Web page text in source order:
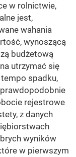
w rolnictwie,
jest,
wahania
wynoszącą
budżetową
utrzymać się
spadku,
rejestrowe
z danych
wyników
w pierwszym